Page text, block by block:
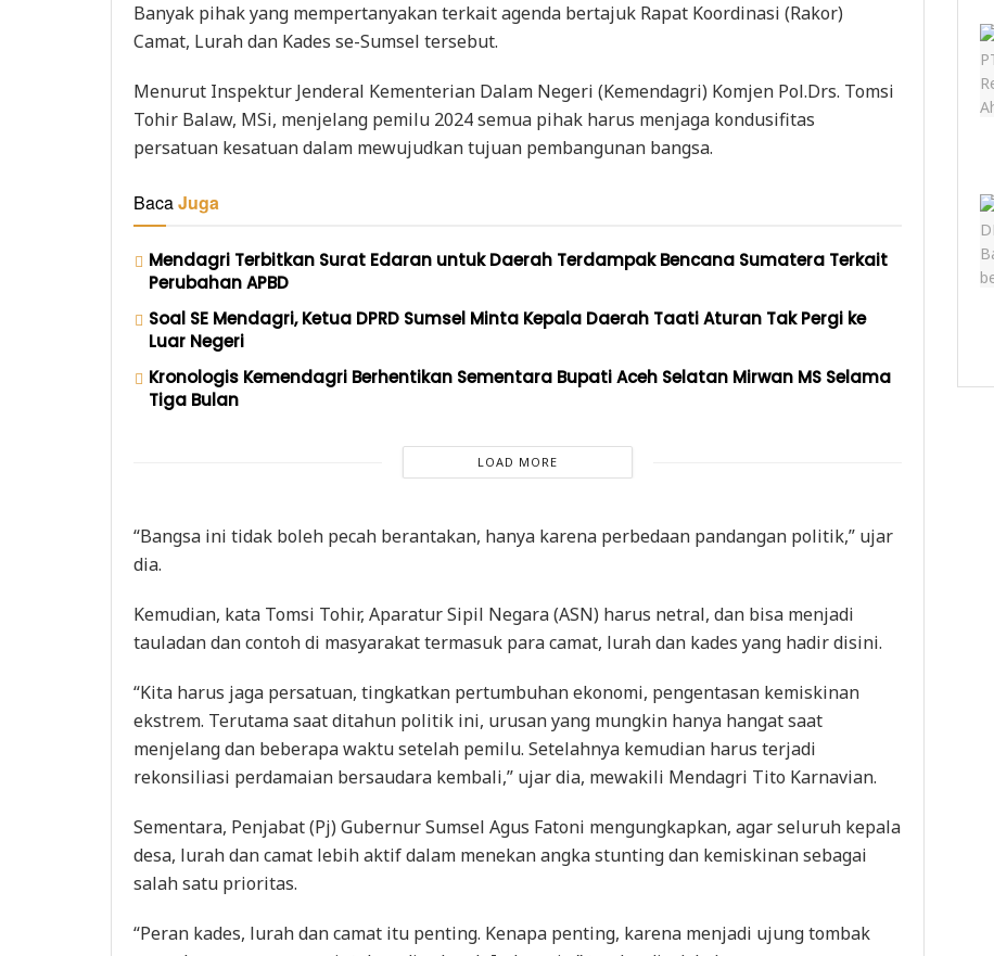
Banyak pihak yang mempertanyakan terkait agenda bertajuk Rapat Koordinasi (Rakor)
Camat, Lurah dan Kades se-Sumsel tersebut.
Menurut Inspektur Jenderal Kementerian Dalam Negeri (Kemendagri) Komjen Pol.Drs. Tomsi
Tohir Balaw, MSi, menjelang pemilu 2024 semua pihak harus menjaga kondusifitas
persatuan kesatuan dalam mewujudkan tujuan pembangunan bangsa.
BacaJuga
Mendagri Terbitkan Surat Edaran untuk Daerah Terdampak Bencana Sumatera Terkait
Perubahan APBD
Soal SE Mendagri, Ketua DPRD Sumsel Minta Kepala Daerah Taati Aturan Tak Pergi ke
Luar Negeri
Kronologis Kemendagri Berhentikan Sementara Bupati Aceh Selatan Mirwan MS Selama
Tiga Bulan
LOAD MORE
“Bangsa ini tidak boleh pecah berantakan, hanya karena perbedaan pandangan politik,” ujar
dia.
Kemudian, kata Tomsi Tohir, Aparatur Sipil Negara (ASN) harus netral, dan bisa menjadi
tauladan dan contoh di masyarakat termasuk para camat, lurah dan kades yang hadir disini.
“Kita harus jaga persatuan, tingkatkan pertumbuhan ekonomi, pengentasan kemiskinan
ekstrem. Terutama saat ditahun politik ini, urusan yang mungkin hanya hangat saat
menjelang dan beberapa waktu setelah pemilu. Setelahnya kemudian harus terjadi
rekonsiliasi perdamaian bersaudara kembali,” ujar dia, mewakili Mendagri Tito Karnavian.
Sementara, Penjabat (Pj) Gubernur Sumsel Agus Fatoni mengungkapkan, agar seluruh kepala
desa, lurah dan camat lebih aktif dalam menekan angka stunting dan kemiskinan sebagai
salah satu prioritas.
“Peran kades, lurah dan camat itu penting. Kenapa penting, karena menjadi ujung tombak